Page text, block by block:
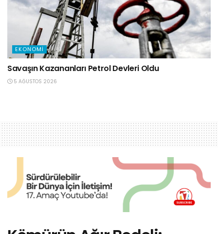
EKONOMI
Savaşın Kazananları Petrol Devleri Oldu
5 AĞUSTOS 2026